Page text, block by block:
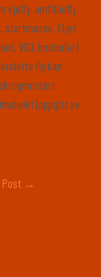
sjøfly, amfibiefly,
startmasse. Flyet
VSO, (motor(er)
fly kan
(oppgitt av
Post →